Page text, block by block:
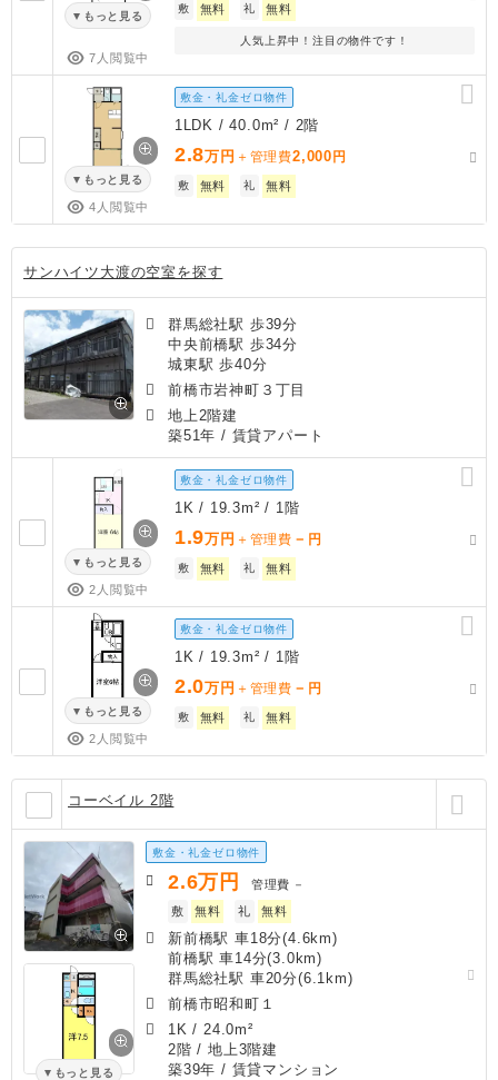
もっと見る
7人閲覧中
敷 無料 礼 無料
人気上昇中！注目の物件です！
もっと見る
4人閲覧中
敷金・礼金ゼロ物件
1LDK / 40.0m² / 2階
2.8万円 ＋管理費2,000 円
敷 無料 礼 無料
サンハイツ大渡の空室を探す
群馬総社駅 歩39分
中央前橋駅 歩34分
城東駅 歩40分
前橋市岩神町３丁目
地上2階建
築51年 / 賃貸アパート
もっと見る
2人閲覧中
敷金・礼金ゼロ物件
1K / 19.3m² / 1階
1.9万円 ＋管理費 － 円
敷 無料 礼 無料
もっと見る
2人閲覧中
敷金・礼金ゼロ物件
1K / 19.3m² / 1階
2.0万円 ＋管理費 － 円
敷 無料 礼 無料
コーベイル 2階
もっと見る
敷金・礼金ゼロ物件
2.6万円 管理費 －
敷
無料 礼 無料
新前橋駅 車18分(4.6km)
前橋駅 車14分(3.0km)
群馬総社駅 車20分(6.1km)
前橋市昭和町１
1K / 24.0m²
2階 / 地上3階建
築39年 / 賃貸マンション